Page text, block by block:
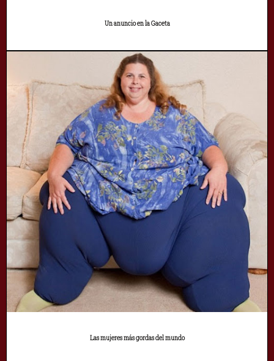
Un anuncio en la Gaceta
Las mujeres más gordas del mundo